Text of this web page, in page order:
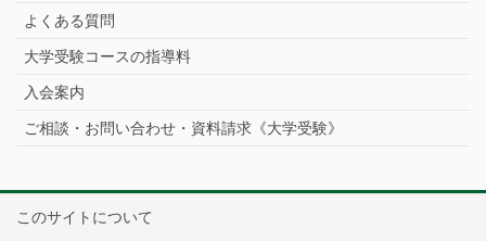
よくある質問
大学受験コースの指導料
入会案内
ご相談・お問い合わせ・資料請求《大学受験》
このサイトについて